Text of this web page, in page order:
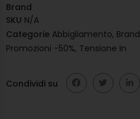
Brand
SKU N/A
Categorie Abbigliamento, Brand
Promozioni -50%, Tensione In
Condividi su